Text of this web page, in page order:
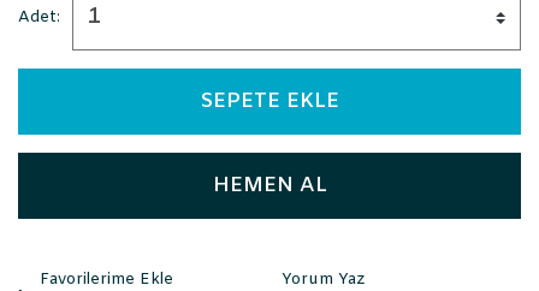
Adet:
SEPETE EKLE
HEMEN AL
Yorum Yaz